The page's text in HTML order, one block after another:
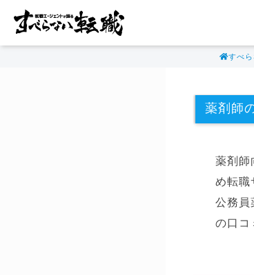
すべ
薬剤師
薬剤師
め転職
公務員
の口コ